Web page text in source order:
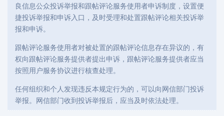
良信息公众投诉举报和跟帖评论服务使用者申诉制度，设置便
捷投诉举报和申诉入口，及时受理和处置跟帖评论相关投诉举
报和申诉。
跟帖评论服务使用者对被处置的跟帖评论信息存在异议的，有
权向跟帖评论服务提供者提出申诉，跟帖评论服务提供者应当
按照用户服务协议进行核查处理。
任何组织和个人发现违反本规定行为的，可以向网信部门投诉
举报。网信部门收到投诉举报后，应当及时依法处理。